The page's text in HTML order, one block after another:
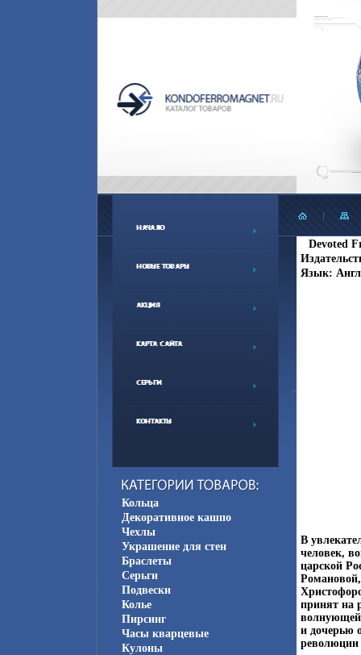
Кольца
Декоративное кашпо
Чехлы
Украшение для стен
Браслеты
Серьги
Подвески
Колье
Пирсинг
Часы кварцевые
Кулоны
Devoted
Язык:
В
человек,
царской
принят на
волнующей
и дочерью
революции